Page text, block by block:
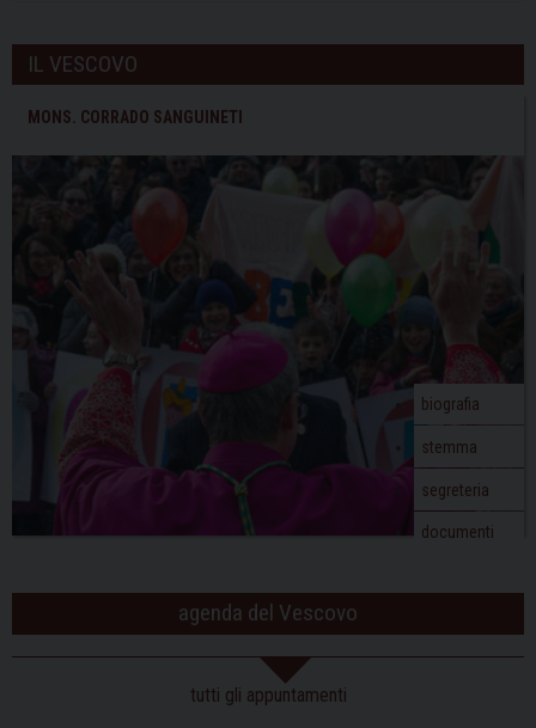
IL VESCOVO
MONS. CORRADO SANGUINETI
biografia
stemma
segreteria
documenti
agenda del Vescovo
tutti gli appuntamenti